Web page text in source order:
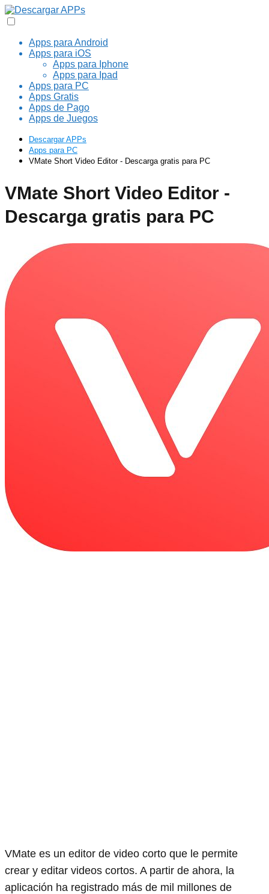
Apps para Android
Apps para iOS
Apps para Iphone
Apps para Ipad
Apps para PC
Apps Gratis
Apps de Pago
Apps de Juegos
Descargar APPs
Apps para PC
VMate Short Video Editor - Descarga gratis para PC
VMate Short Video Editor -
Descarga gratis para PC
VMate es un editor de video corto que le permite
crear y editar videos cortos. A partir de ahora, la
aplicación ha registrado más de mil millones de